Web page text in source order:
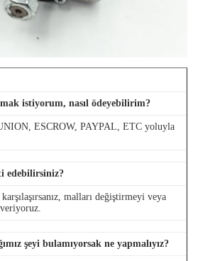
istiyorum, nasıl ödeyebilirim?
ESCROW, PAYPAL, ETC yoluyla
edebilirsiniz?
malları değiştirmeyi veya
veriyoruz.
şeyi bulamıyorsak ne yapmalıyız?